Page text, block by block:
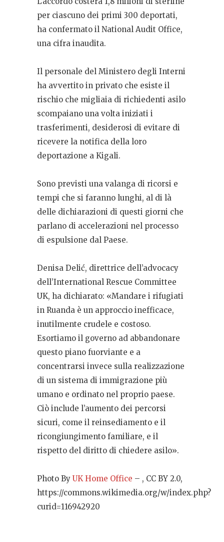
per ciascuno dei primi 300 deportati,
ha confermato il National Audit Office,
una cifra inaudita.
Il personale del Ministero degli Interni
ha avvertito in privato che esiste il
rischio che migliaia di richiedenti asilo
scompaiano una volta iniziati i
trasferimenti, desiderosi di evitare di
ricevere la notifica della loro
deportazione a Kigali.
Sono previsti una valanga di ricorsi e
tempi che si faranno lunghi, al di là
delle dichiarazioni di questi giorni che
parlano di accelerazioni nel processo
di espulsione dal Paese.
Denisa Delić, direttrice dell’advocacy
dell’International Rescue Committee
UK, ha dichiarato: «Mandare i rifugiati
in Ruanda è un approccio inefficace,
inutilmente crudele e costoso.
Esortiamo il governo ad abbandonare
questo piano fuorviante e a
concentrarsi invece sulla realizzazione
di un sistema di immigrazione più
umano e ordinato nel proprio paese.
Ciò include l’aumento dei percorsi
sicuri, come il reinsediamento e il
ricongiungimento familiare, e il
rispetto del diritto di chiedere asilo».
Photo By UK Home Office – , CC BY 2.0,
https://commons.wikimedia.org/w/index.php?
curid=116942920